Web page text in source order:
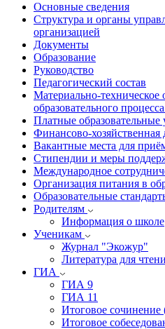
Основные сведения
Структура и органы
организацией
Документы
Образование
Руководство
Педагогический состав
Материально-
образовательного
Платные образовательные
Финансово-хозяйственная
Вакантные места для
Стипендии и меры
Международное
Организация питания в
Образовательные
Родителям
Информация о школе
Ученикам
Журнал "Экожур"
Литература для
ГИА
ГИА 9
ГИА 11
Итоговое сочинение
Итоговое